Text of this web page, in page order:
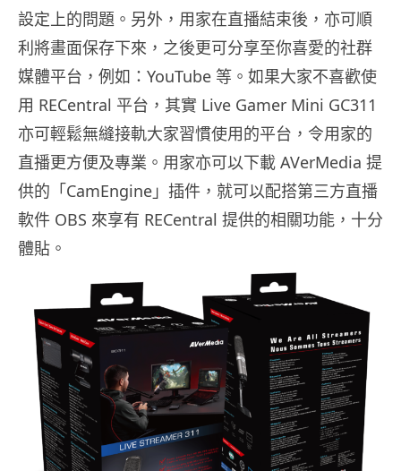
設定上的問題。另外，用家在直播結束後，亦可順
利將畫面保存下來，之後更可分享至你喜愛的社群
媒體平台，例如：YouTube 等。如果大家不喜歡使
用 RECentral 平台，其實 Live Gamer Mini GC311
亦可輕鬆無縫接軌大家習慣使用的平台，令用家的
直播更方便及專業。用家亦可以下載 AVerMedia 提
供的「CamEngine」插件，就可以配搭第三方直播
軟件 OBS 來享有 RECentral 提供的相關功能，十分
體貼。